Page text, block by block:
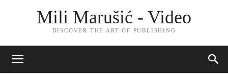
Mili Marušić - Video
DISCOVER THE ART OF PUBLISHING